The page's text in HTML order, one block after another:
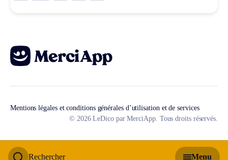
Rechercher Menu
Mentions légales et conditions générales d’utilisation et de services
© 2026 LeDico par MerciApp. Tous droits réservés.